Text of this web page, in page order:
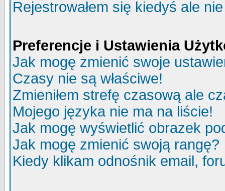
Rejestrowałem się kiedyś ale
Preferencje i Ustawienia
Jak mogę zmienić swoje
Czasy nie są właściwe!
Zmieniłem strefę czasową ale
Mojego języka nie ma na liście!
Jak mogę wyświetlić obrazek
Jak mogę zmienić swoją rangę?
Kiedy klikam odnośnik email,